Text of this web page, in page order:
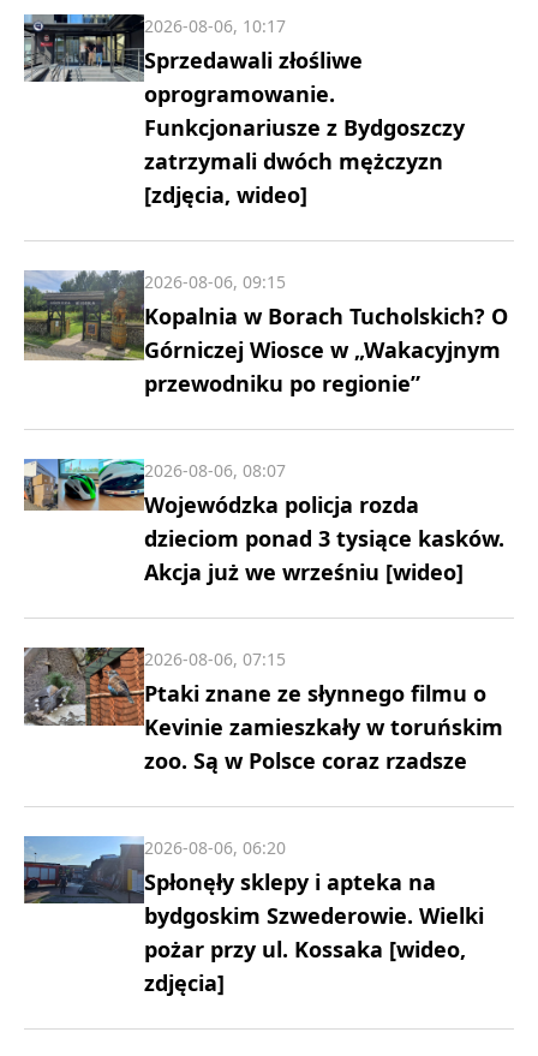
Sprzedawali złośliwe
oprogramowanie.
Funkcjonariusze z Bydgoszczy
zatrzymali dwóch mężczyzn
[zdjęcia, wideo]
2026-08-06, 10:17
Kopalnia w Borach Tucholskich? O
Górniczej Wiosce w „Wakacyjnym
przewodniku po regionie”
2026-08-06, 09:15
Wojewódzka policja rozda
dzieciom ponad 3 tysiące kasków.
Akcja już we wrześniu [wideo]
2026-08-06, 08:07
Ptaki znane ze słynnego filmu o
Kevinie zamieszkały w toruńskim
zoo. Są w Polsce coraz rzadsze
2026-08-06, 07:15
Spłonęły sklepy i apteka na
bydgoskim Szwederowie. Wielki
pożar przy ul. Kossaka [wideo,
zdjęcia]
2026-08-06, 06:20